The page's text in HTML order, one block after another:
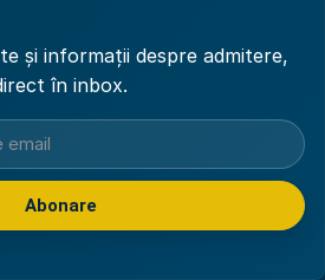
și informații despre admitere,
în inbox.
Abonare